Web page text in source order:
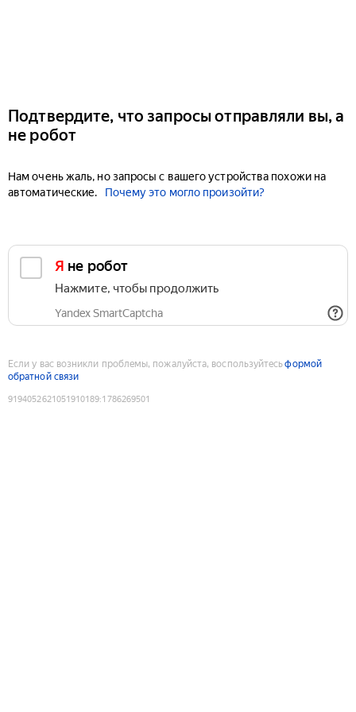
Подтвердите, что запросы отправляли вы, а
не робот
Нам очень жаль, но запросы с вашего устройства похожи на
автоматические.
Почему это могло произойти?
Я не робот
Нажмите, чтобы продолжить
Yandex SmartCaptcha
Если у вас возникли проблемы, пожалуйста, воспользуйтесьформой
обратной связи
9194052621051910189:1786269501